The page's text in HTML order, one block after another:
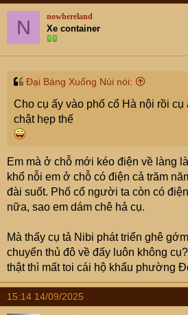
N nowhereland
Xe container
Đại Bàng Xuống Núi nói:
Cho cụ ấy vào phố cổ Hà nội rồi
chật hẹp thế
Em mà ở chỗ mới kéo điện về làng
khổ nỗi em ở chỗ có điện cả trăm
đài suốt. Phố cổ người ta còn có
nữa, sao em dám chê hả cụ.
Mà thấy cụ tả Nibi phát triển ghê
chuyển thủ đô về đấy luôn không
thật thì mất toi cái hộ khẩu phường
15:14 14/09/2025